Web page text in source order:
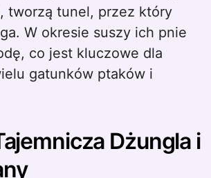
tworzą tunel, przez który
W okresie suszy ich pnie
co jest kluczowe dla
gatunków ptaków i
Dżungla i